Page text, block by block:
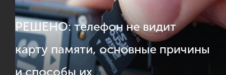
РЕШЕНО: телефон не видит
карту памяти, основные причины
и способы их